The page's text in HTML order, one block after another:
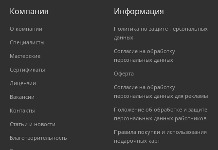
Компания
О компании
Специалисты
Мастерские
Сертификаты
Лицензии
Вакансии
Контакты
Статьи и новости
Благотворительность
Информация
Политика по защите персональных
данных
Согласие на обработку
персональных данных
Оферта
Согласие на обработку
персональных данных для рекламы
Положение об обработке и защите
персональных данных работников
Правила покупки и использования
подарочных карт